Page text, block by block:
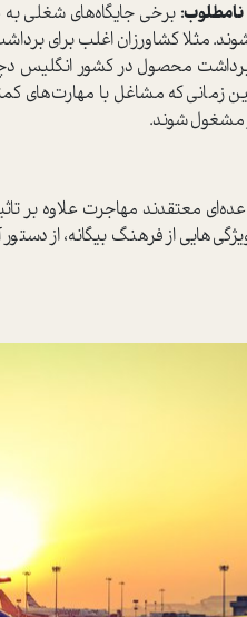
برخی جایگاه‌های شغلی
مثلا کشاورزان اغلب برای
شد برداشت محصول در کشور
زمانی که مشاغل با مهارت‌های
مشغول شوند.
عده‌ای معتقدند مهاجرت علاوه بر
از فرهنگ بیگانه، از